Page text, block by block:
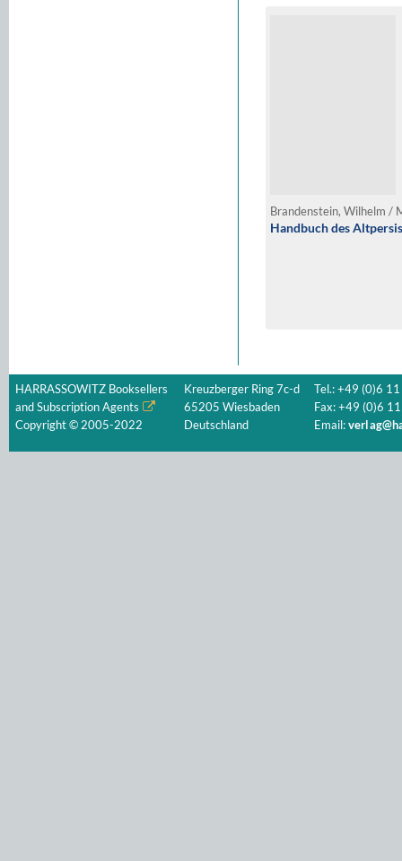
Brandenstein, Wilhelm /
Handbuch des
HARRASSOWITZ Booksellers
and Subscription Agents
Copyright © 2005-2022
Kreuzberger Ring 7c-d
65205 Wiesbaden
Deutschland
Tel.: +49 (0)6
Fax: +49 (0)6
Email: